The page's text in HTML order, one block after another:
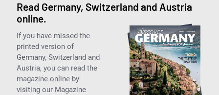
Read Germany, Switzerland and Austria
online.
If you have missed the
printed version of
Germany, Switzerland and
Austria, you can read the
magazine online by
visiting our Magazine